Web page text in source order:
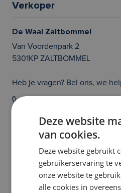
Verkoper
De Waal Zaltbommel
Van Voordenpark 2
5301KP ZALTBOMMEL
Heb je vragen? Bel ons, we
Prijs en/of zetfouten voorbehouden.
de auto klopt en of alle opties die jouw
auto abonnement kunnen beïnvloeden
over, neem dan even contact met ons
Meer Seat
Deze website
van cookies.
Deze website gebruikt
gebruikerservaring te
onze website te
alle cookies in